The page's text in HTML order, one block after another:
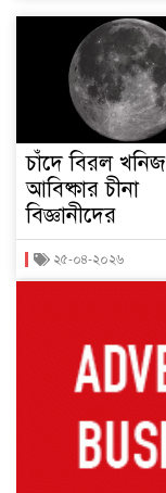
চাঁদে বিরল খনিজ
আবিষ্কার চীনা
বিজ্ঞানীদের
২৫-০৪-২০২৬